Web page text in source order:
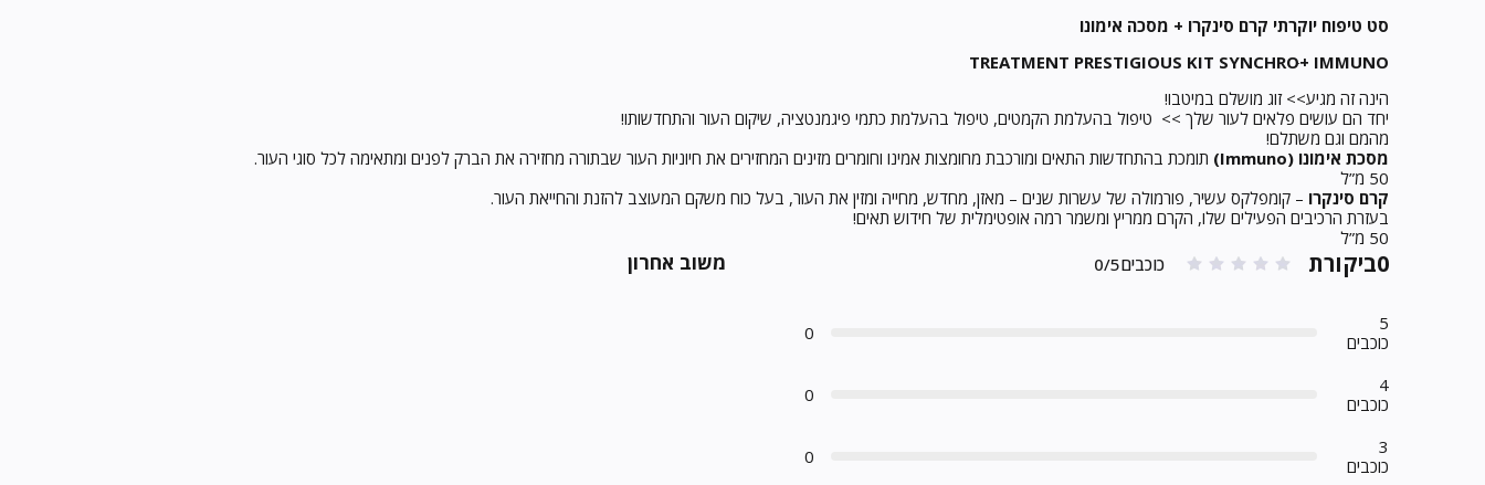
סט טיפוח יוקרתי קרם סינקרו + מסכה אימונו
TREATMENT PRESTIGIOUS KIT SYNCHROּ+ IMMUNO
הינה זה מגיע>> זוג מושלם במיטבו!
יחד הם עושים פלאים לעור שלך >> טיפול בהעלמת הקמטים, טיפול בהעלמת כתמי פיגמנטציה, שיקום העור והתחדשותו!
מהמם וגם משתלם!
מסכת אימונו (Immuno)
תומכת בהתחדשות התאים ומורכבת מחומצות אמינו וחומרים מזינים המחזירים את חיוניות העור שבתורה מחזירה את הברק לפנים ומתאימה לכל סוגי העור.
50 מ”ל
קרם סינקרו – קומפלקס עשיר, פורמולה של עשרות שנים – מאזן, מחדש, מחייה ומזין את העור, בעל כוח משקם המעוצב להזנת והחייאת העור.
בעזרת הרכיבים הפעילים שלו, הקרם ממריץ ומשמר רמה אופטימלית של חידוש תאים!
50 מ”ל
0ביקורת כוכבים0/5
5
כוכבים
0
4
כוכבים
0
3
כוכבים
0
משוב אחרון